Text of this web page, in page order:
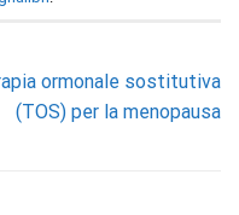
ormonale sostitutiva
(TOS) per la menopausa